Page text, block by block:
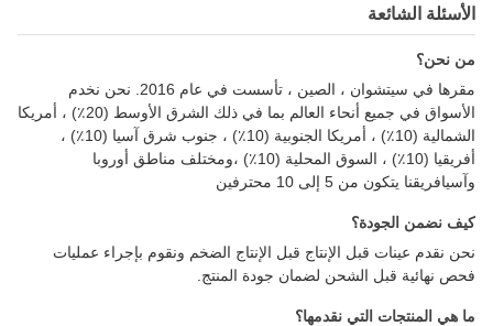
الأسئلة الشائعة
من نحن؟
مقرها في سيتشوان ، الصين ، تأسست في عام 2016. نحن نخدم
الأسواق في جميع أنحاء العالم بما في ذلك الشرق الأوسط (20٪) ، أمريكا
الشمالية (10٪) ، أمريكا الجنوبية (10٪) ، جنوب شرق آسيا (10٪) ،
أفريقيا (10٪) ، السوق المحلية (10٪) ،ومختلف مناطق أوروبا
وآسيافريقنا يتكون من 5 إلى 10 محترفين
كيف نضمن الجودة؟
نحن نقدم عينات قبل الإنتاج قبل الإنتاج الضخم ونقوم بإجراء عمليات
فحص نهائية قبل الشحن لضمان جودة المنتج.
ما هي المنتجات التي نقدمها؟